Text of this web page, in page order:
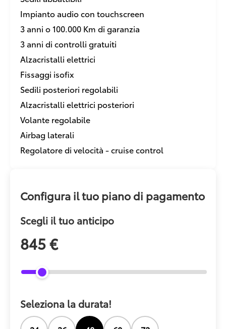
Impianto audio con touchscreen
3 anni o 100.000 Km di garanzia
3 anni di controlli gratuiti
Alzacristalli elettrici
Fissaggi isofix
Sedili posteriori regolabili
Alzacristalli elettrici posteriori
Volante regolabile
Airbag laterali
Regolatore di velocità - cruise control
Configura il tuo piano di pagamento
Scegli il tuo anticipo
845 €
Seleziona la durata!